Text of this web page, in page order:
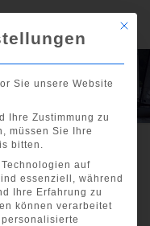
Show all
Mit
Sie unsere Website
Ihre Zustimmung zu
müssen Sie Ihre
bitten.
auf
essenziell, während
Ihre Erfahrung zu
können verarbeitet